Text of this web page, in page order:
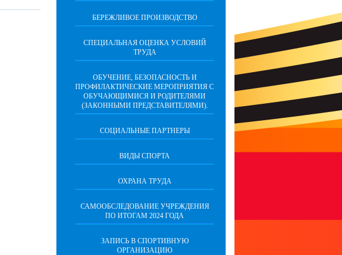
БЕРЕЖЛИВОЕ ПРОИЗВОДСТВО
СПЕЦИАЛЬНАЯ ОЦЕНКА УСЛОВИЙ
ТРУДА
ОБУЧЕНИЕ, БЕЗОПАСНОСТЬ И
ПРОФИЛАКТИЧЕСКИЕ МЕРОПРИЯТИЯ С
ОБУЧАЮЩИМИСЯ И РОДИТЕЛЯМИ
(ЗАКОННЫМИ ПРЕДСТАВИТЕЛЯМИ).
СОЦИАЛЬНЫЕ ПАРТНЕРЫ
ВИДЫ СПОРТА
ОХРАНА ТРУДА
САМООБСЛЕДОВАНИЕ УЧРЕЖДЕНИЯ
ПО ИТОГАМ 2024 ГОДА
ЗАПИСЬ В СПОРТИВНУЮ
ОРГАНИЗАЦИЮ